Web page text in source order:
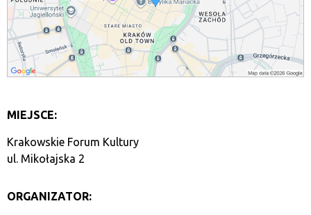
MIEJSCE:
Krakowskie Forum Kultury
ul. Mikołajska 2
ORGANIZATOR: